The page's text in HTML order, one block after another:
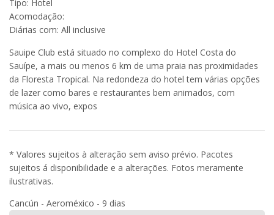
Tipo: Hotel
Acomodação:
Diárias com: All inclusive
Sauipe Club está situado no complexo do Hotel Costa do
Sauípe, a mais ou menos 6 km de uma praia nas proximidades
da Floresta Tropical. Na redondeza do hotel tem várias opções
de lazer como bares e restaurantes bem animados, com
música ao vivo, expos
* Valores sujeitos à alteração sem aviso prévio. Pacotes
sujeitos á disponibilidade e a alterações. Fotos meramente
ilustrativas.
Cancún - Aeroméxico - 9 dias